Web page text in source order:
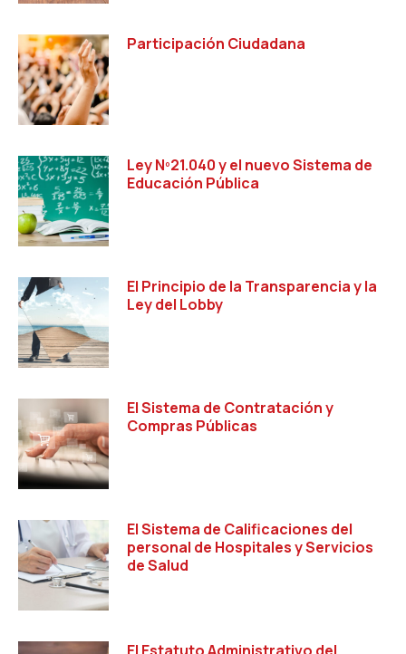
Participación Ciudadana
Ley Nº21.040 y el nuevo Sistema de
Educación Pública
El Principio de la Transparencia y la
Ley del Lobby
El Sistema de Contratación y
Compras Públicas
El Sistema de Calificaciones del
personal de Hospitales y Servicios
de Salud